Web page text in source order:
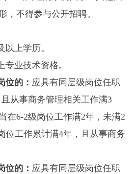
，不得参与公开招聘。
以上学历。
专业技术资格。
位的： 应具有同层级岗位任职
从事商务管理相关工作满3
在6-2级岗位工作满2年，未满2
位工作累计满4年，且从事商务
位的： 应具有同层级岗位任职